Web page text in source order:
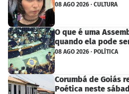
08 AGO 2026 · CULTURA
O que é uma
quando ela pode
08 AGO 2026 · POLÍTICA
Corumbá de Goiás
Poética neste